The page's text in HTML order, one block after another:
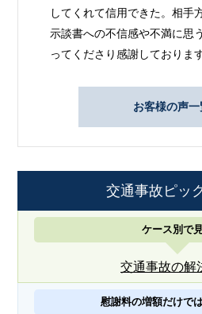
してくれて信用できた。相手
示談書への不信感や不満に思
ってくださり感謝しております
お客様の声
交通事故ピッ
ケース別で
交通事故の解
慰謝料の増額だけで